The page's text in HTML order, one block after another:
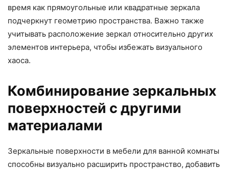
время как прямоугольные или квадратные зеркала
подчеркнут геометрию пространства. Важно также
учитывать расположение зеркал относительно других
элементов интерьера, чтобы избежать визуального
хаоса.
Комбинирование зеркальных
поверхностей с другими
материалами
Зеркальные поверхности в мебели для ванной комнаты
способны визуально расширить пространство, добавить